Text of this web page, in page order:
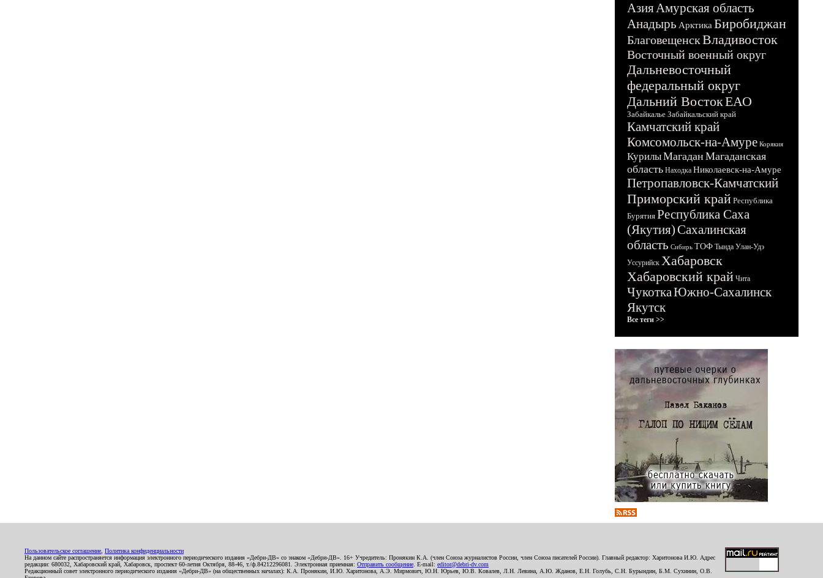
АзияАмурская область
Анадырь Арктика Биробиджан
БлаговещенскВладивосток
Восточный военный округ
Дальневосточный
федеральный округ
Дальний ВостокЕАО
Забайкалье Забайкальский край
Камчатский край
Комсомольск-на-Амуре Корякия
КурилыМагадан Магаданская
область Находка Николаевск-на-Амуре
Петропавловск-Камчатский
Приморский край Республика
Бурятия Республика Саха
(Якутия)Сахалинская
область Сибирь ТОФ Тында Улан-Удэ
Уссурийск Хабаровск
Хабаровский край Чита
ЧукоткаЮжно-Сахалинск
Якутск
Все теги >>
Пользовательское соглашение Политика конфиденциальности
На данном сайте распространяется информация электронного периодического издания «Дебри-ДВ» со знаком «Дебри-ДВ». 16+ Учредитель: Пронякин К.А. (член Союза журналистов России, член Союза писателей России). Главный редактор: Харитонова И.Ю. Адрес
редакции: 680032, Хабаровский край, Хабаровск, проспект 60-летия Октября, 88-46, т./ф.84212296081. Электронная приемная: Отправить сообщение . E-mail: editor@debri-dv.com
Редакционный совет электронного периодического издания «Дебри-ДВ» (на общественных началах): К.А. Пронякин, И.Ю. Харитонова, А.Э. Мирмович, Ю.Н. Юрьев, Ю.В. Ковалев, Л.Н. Левина, А.Ю. Жданов, Е.Н. Голубь, С.Н. Бурындин, Б.М. Сухинин, О.В.